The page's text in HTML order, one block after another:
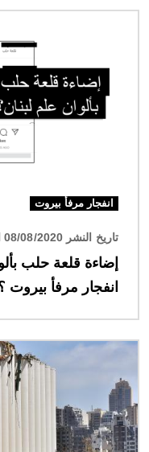
انفجار مرفأ بيروت
تاريخ النشر 08/08/2020 الساعة 15:17
إضاءة قلعة حلب
انفجار مرفأ بيروت
الصورة